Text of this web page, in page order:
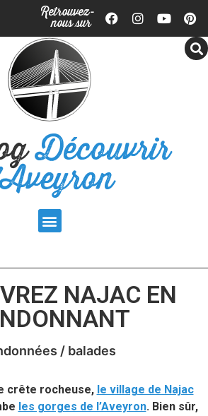
des cookiesRetrouvez-
nous sur
Découvrir
NAJAC EN
/ balades
crête rocheuse, le village de Najac
les gorges de l’Aveyron. Bien sûr,